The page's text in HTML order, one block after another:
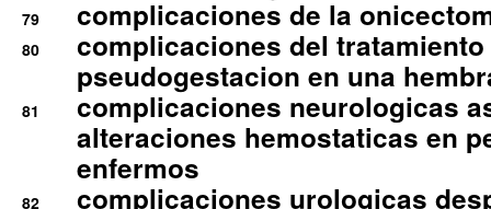
79 complicaciones de la
80
complicaciones del
pseudogestacion en una
81
complicaciones neurologicas
alteraciones hemostaticas en
enfermos
82
complicaciones urologicas